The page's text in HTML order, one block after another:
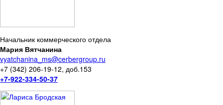
Начальник коммерческого отдела
Мария Вятчанина
vyatchanina_ms@cerbergroup.ru
+7 (342) 206-19-12, доб.153
+7-922-334-50-37